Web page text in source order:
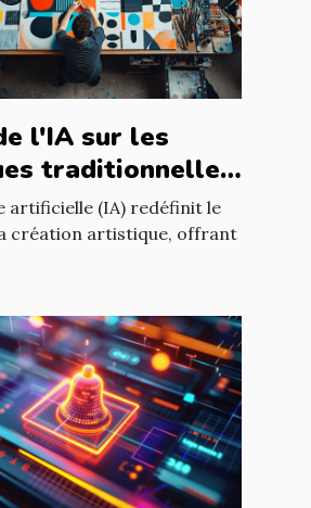
l'IA sur les
traditionnelles
artistique
artificielle (IA) redéfinit le
création artistique, offrant